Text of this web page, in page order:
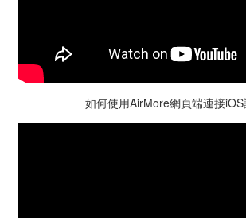
如何使用AirMore網頁端連接